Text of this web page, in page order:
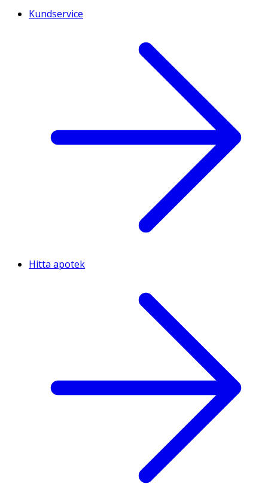
Kundservice
Hitta apotek